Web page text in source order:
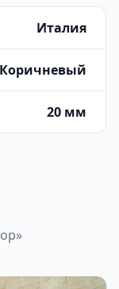
Италия
Коричневый
20 мм